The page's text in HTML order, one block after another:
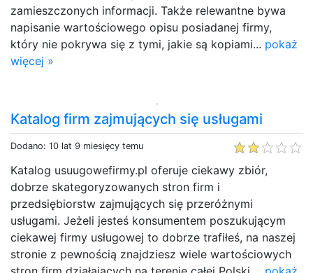
zamieszczonych informacji. Także relewantne bywa
napisanie wartościowego opisu posiadanej firmy,
który nie pokrywa się z tymi, jakie są kopiami... pokaż
więcej »
Katalog firm zajmujących się usługami
Dodano: 10 lat 9 miesięcy temu
Katalog usuugowefirmy.pl oferuje ciekawy zbiór,
dobrze skategoryzowanych stron firm i
przedsiębiorstw zajmujących się przeróżnymi
usługami. Jeżeli jesteś konsumentem poszukującym
ciekawej firmy usługowej to dobrze trafiłeś, na naszej
stronie z pewnością znajdziesz wiele wartościowych